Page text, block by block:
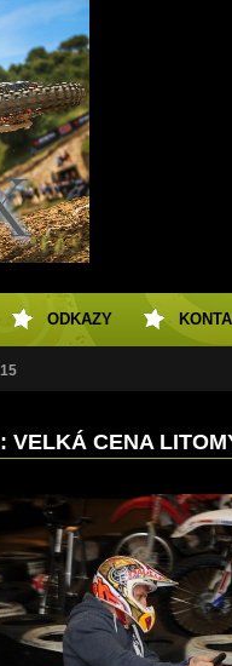
VELKÁ CENA
ODKAZY